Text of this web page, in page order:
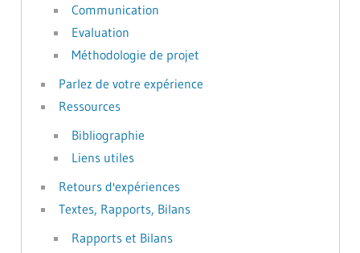
Communication
Evaluation
Méthodologie de projet
Parlez de votre expérience
Ressources
Bibliographie
Liens utiles
Retours d'expériences
Textes, Rapports, Bilans
Rapports et Bilans